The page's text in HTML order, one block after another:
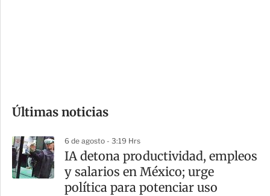
m
a
r
t
Últimas noticias
6 de agosto - 3:19 Hrs
IA detona productividad, empleos
y salarios en México; urge
política para potenciar uso